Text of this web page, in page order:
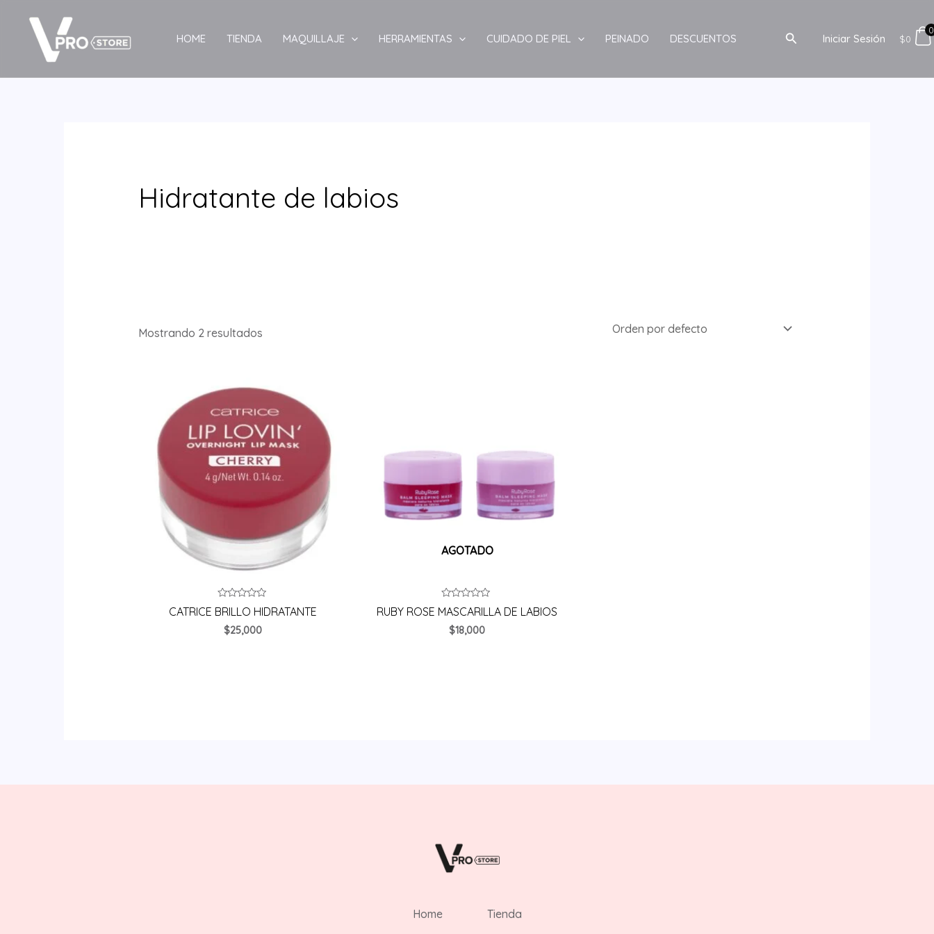
contenido
HOME TIENDA MAQUILLAJE HERRAMIENTAS CUIDADO DE PIEL PEINADO DESCUENTOS BuscarIniciar Sesión $0
0
Hidratante de labios
Mostrando 2 resultados
Valorado
en
de
CATRICE BRILLO HIDRATANTE
$25,000
AGOTADO
Valorado
en
de
RUBY ROSE MASCARILLA DE LABIOS
$18,000
Home Tienda